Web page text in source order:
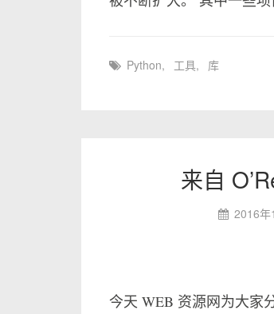
Python, 工具, 库
来自
2016年
今天 WEB 资源网为大家